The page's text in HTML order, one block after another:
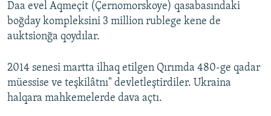
Daa evel Aqmeçit (Çernomorskoye) qasabasındaki
boğday kompleksini 3 million rublege kene de
auktsionğa qoydılar.
2014 senesi martta ilhaq etilgen Qırımda 480-ge qadar
müessise ve teşkilâtnı" devletleştirdiler. Ukraina
halqara mahkemelerde dava açtı.